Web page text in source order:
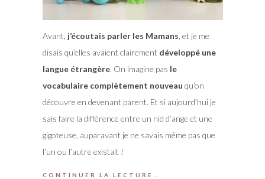
Avant, j’écoutais parler les Mamans , et je me
disais qu’elles avaient clairement développé une
langue étrangère. On imagine pas le
vocabulaire complètement nouveau qu’on
découvre en devenant parent. Et si aujourd’hui je
sais faire la différence entre un nid d’ange et une
gigoteuse, auparavant je ne savais même pas que
l’un ou l’autre existait !
CONTINUER LA LECTURE…